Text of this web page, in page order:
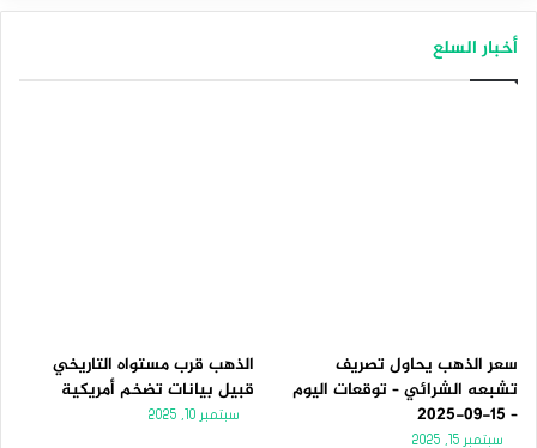
أخبار السلع
سعر الذهب يحاول تصريف
تشبعه الشرائي – توقعات اليوم
– 15-09-2025
سبتمبر 15, 2025
الذهب قرب مستواه التاريخي
قبيل بيانات تضخم أمريكية
سبتمبر 10, 2025